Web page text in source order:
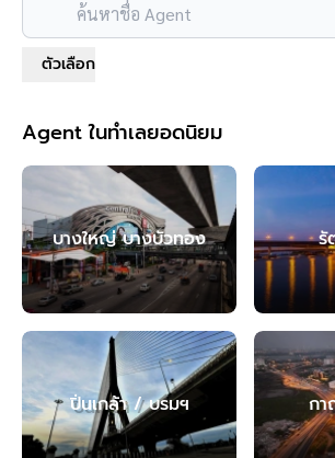
ตัวเลือก
ค้นหาชื่อ Agent
Agent ในทำเลยอดนิยม
บางใหญ่ บางบัวทอง รั
ปิ่นเกล้า / บรมฯ กา